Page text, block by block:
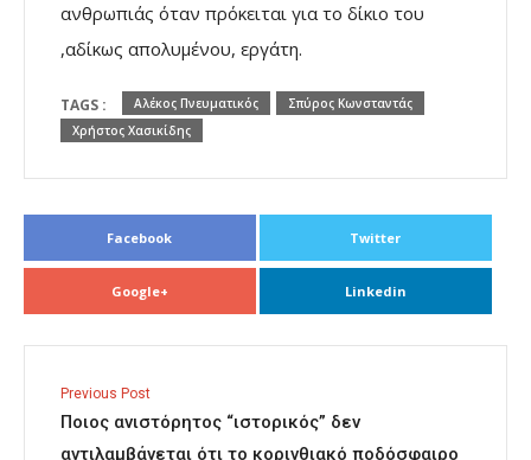
ανθρωπιάς όταν πρόκειται για το δίκιο του
,αδίκως απολυμένου, εργάτη.
TAGS : Αλέκος Πνευματικός
Σπύρος Κωνσταντάς
Χρήστος Χασικίδης
Facebook Twitter
Google+ Linkedin
Previous Post
Ποιος ανιστόρητος “ιστορικός” δεν
αντιλαμβάνεται ότι το κορινθιακό ποδόσφαιρο